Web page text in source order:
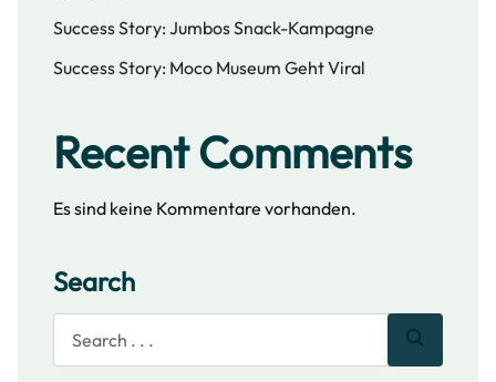
Success Story: Jumbos Snack-Kampagne
Success Story: Moco Museum Geht Viral
Recent Comments
Es sind keine Kommentare vorhanden.
Search